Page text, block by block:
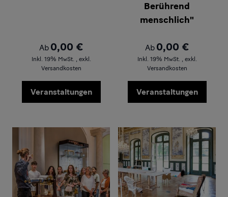
Ab 0,00 €
Inkl. 19% MwSt. , exkl.
Versandkosten
Veranstaltungen
Berührend
menschlich"
Ab 0,00 €
Inkl. 19% MwSt. , exkl.
Versandkosten
Veranstaltungen